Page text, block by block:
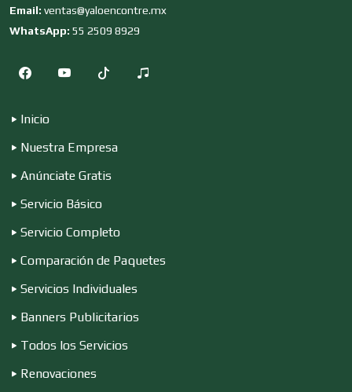
Clubes Deportivos
Cocinas Integrales
Construcciones en General
Email: ventas@yaloencontre.mx
WhatsApp: 55 2509 8929
Inicio
Nuestra Empresa
Anúnciate Gratis
Servicio Básico
Servicio Completo
Comparación de Paquetes
Servicios Individuales
Banners Publicitarios
Todos los Servicios
Renovaciones